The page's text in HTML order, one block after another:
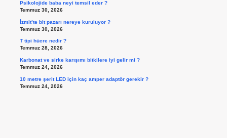
Psikolojide baba neyi temsil eder ?
Temmuz 30, 2026
İzmit’te bit pazarı nereye kuruluyor ?
Temmuz 30, 2026
T tipi hücre nedir ?
Temmuz 28, 2026
Karbonat ve sirke karışımı bitkilere iyi gelir mi ?
Temmuz 24, 2026
10 metre şerit LED için kaç amper adaptör gerekir ?
Temmuz 24, 2026